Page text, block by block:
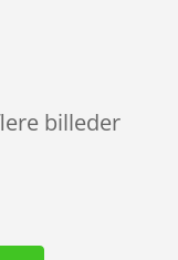
billeder